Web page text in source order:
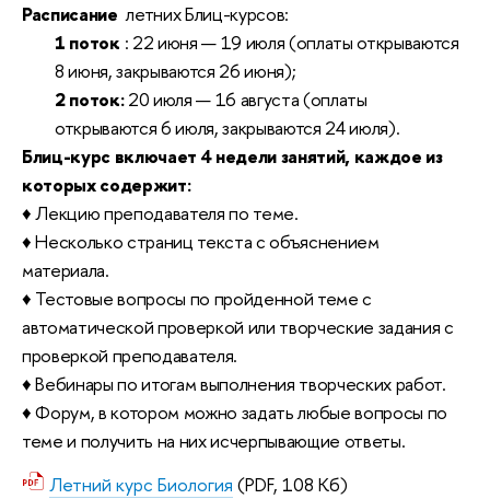
Расписание летних Блиц-курсов:
1 поток : 22 июня — 19 июля (оплаты открываются
8 июня, закрываются 26 июня);
2 поток:20 июля — 16 августа (оплаты
открываются 6 июля, закрываются 24 июля).
Блиц-курс включает 4 недели занятий, каждое из
которых содержит:
♦ Лекцию преподавателя по теме.
♦ Несколько страниц текста с объяснением
материала.
♦ Тестовые вопросы по пройденной теме с
автоматической проверкой или творческие задания с
проверкой преподавателя.
♦ Вебинары по итогам выполнения творческих работ.
♦ Форум, в котором можно задать любые вопросы по
теме и получить на них исчерпывающие ответы.
Летний курс Биология (PDF, 108 Кб)